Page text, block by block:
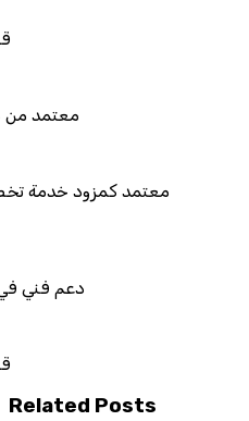
قابل للربط
معتمد من هيئة الزكاة
خدمة تخطيط موارد
دعم فني في استيراد بيانات
قابل للربط
Related Posts